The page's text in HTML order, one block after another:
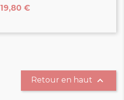
Prix
19,80 €
Retour en haut 